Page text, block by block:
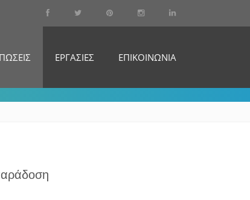
ΕΡΓΑΣΙΕΣ ΕΠΙΚΟΙΝΩΝΙΑ